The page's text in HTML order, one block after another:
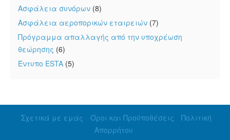
Ασφάλεια συνόρων (8)
Ασφάλεια αεροπορικών εταιρειών (7)
Πρόγραμμα απαλλαγής από την υποχρέωση
θεώρησης (6)
Έντυπο ESTA (5)
Σχετικά με εμάς Όροι και Προϋποθέσεις
Πολιτική
Απορρήτου